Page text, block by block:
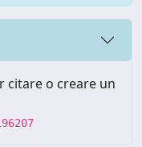
citare o creare un